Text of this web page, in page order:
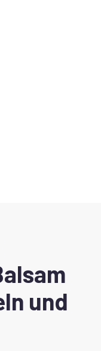
und